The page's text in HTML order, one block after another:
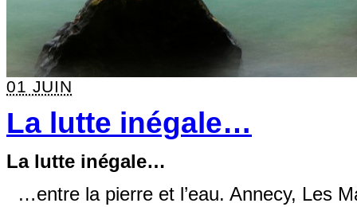
01 JUIN
La lutte inégale…
La lutte inégale…
…entre la pierre et l’eau. Annecy, Les